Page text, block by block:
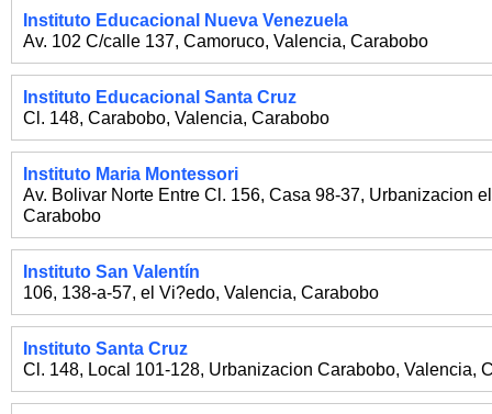
Instituto Educacional Nueva Venezuela
Av. 102 C/calle 137, Camoruco, Valencia, Carabobo
Instituto Educacional Santa Cruz
Cl. 148, Carabobo, Valencia, Carabobo
Instituto Maria Montessori
Av. Bolivar Norte Entre Cl. 156, Casa 98-37, Urbanizacion
Carabobo
Instituto San Valentín
106, 138-a-57, el Vi?edo, Valencia, Carabobo
Instituto Santa Cruz
Cl. 148, Local 101-128, Urbanizacion Carabobo, Valencia,